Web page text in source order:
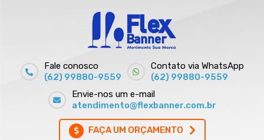
Fale conosco
(62) 99880-9559
Contato via WhatsApp
(62) 99880-9559
Envie-nos um e-mail
atendimento@flexbanner.com.br
FAÇA UM ORÇAMENTO